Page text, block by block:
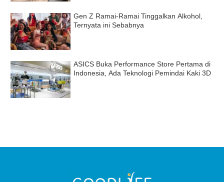
Gen Z Ramai-Ramai Tinggalkan Alkohol,
Ternyata ini Sebabnya
ASICS Buka Performance Store Pertama di
Indonesia, Ada Teknologi Pemindai Kaki 3D